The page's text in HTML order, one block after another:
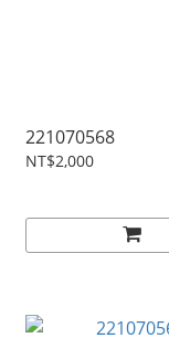
221070568
NT$2,000